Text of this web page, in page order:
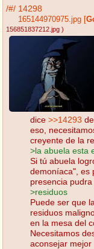
/#/ 14298
165144970975.jpg
156851837212.jpg )
dice >>14293
eso,
creyente de la
>la abuela esta
Si tú abuela
demoníaca", es
presencia pudra
>residuos
Puede ser que
residuos
en la mesa del
Necesitamos
aconsejar mejor